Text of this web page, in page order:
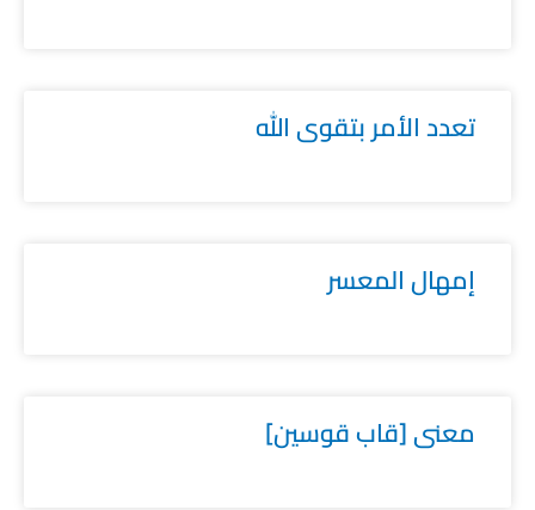
تعدد الأمر بتقوى الله
إمهال المعسر
معنى [قاب قوسين]